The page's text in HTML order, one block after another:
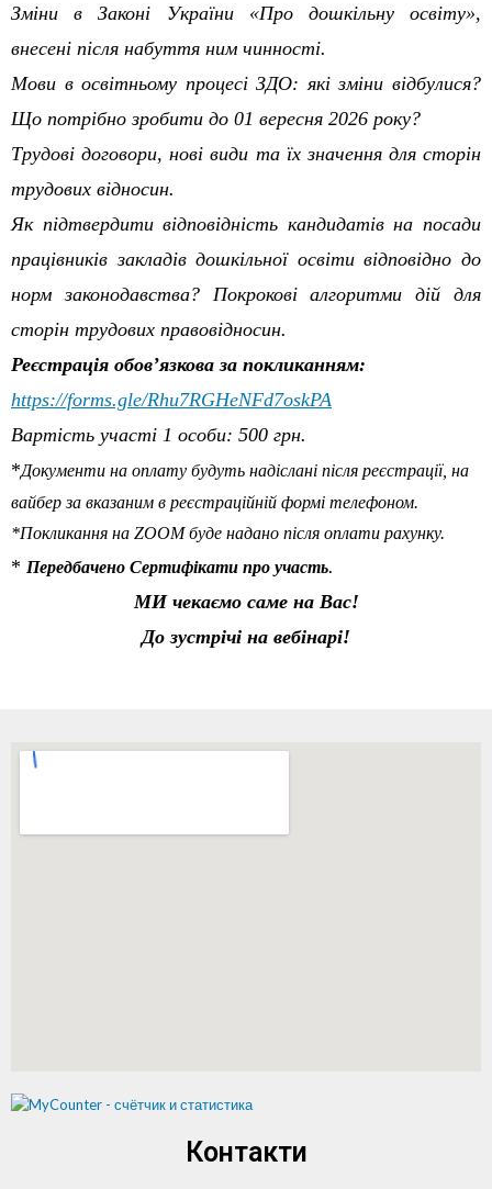
Зміни в Законі України «Про дошкільну освіту»,
внесені після набуття ним чинності.
Мови в освітньому процесі ЗДО: які зміни відбулися?
Що потрібно зробити до 01 вересня 2026 року?
Трудові договори, нові види та їх значення для сторін
трудових відносин.
Як підтвердити відповідність кандидатів на посади
працівників закладів дошкільної освіти відповідно до
норм законодавства? Покрокові алгоритми дій для
сторін трудових правовідносин.
Реєстрація обов’язкова за покликанням:
https://forms.gle/Rhu7RGHeNFd7oskPA
Вартість участі 1 особи: 500 грн.
*Документи на оплату будуть надіслані після реєстрації, на
вайбер за вказаним в реєстраційній формі телефоном.
*Покликання на ZOOMбуде надано після оплати рахунку.
* Передбачено Сертифікати про участь.
МИ чекаємо саме на Вас!
До зустрічі на вебінарі!
Контакти